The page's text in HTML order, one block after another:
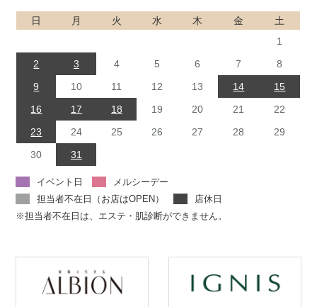
日 月 火 水 木 金
土
1
2
3 4 5 6 7
8
9
10 11 12 13 14
15
16
17 18 19 20 21
22
23
24 25 26 27 28
29
30
31
イベント日
メルシーデー
担当者不在日（お店はOPEN）
店休日
※担当者不在日は、エステ・肌診断ができません。